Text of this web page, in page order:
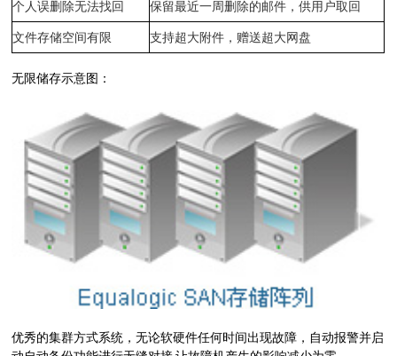
个人误删除无法找回
保留最近一周删除的邮件，供用户取回
文件存储空间有限
支持超大附件，赠送超大网盘
无限储存示意图：
优秀的集群方式系统，无论软硬件任何时间出现故障，自动报警并启